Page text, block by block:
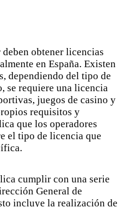
obtener licencias
en España. Existen
dependiendo del tipo de
se requiere una licencia
juegos de casino y
requisitos y
que los operadores
el tipo de licencia que
cumplir con una serie
General de
incluye la realización de